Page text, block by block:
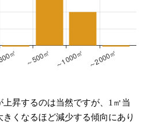
昇するのは当然ですが、1㎡当
くなるほど減少する傾向にあり